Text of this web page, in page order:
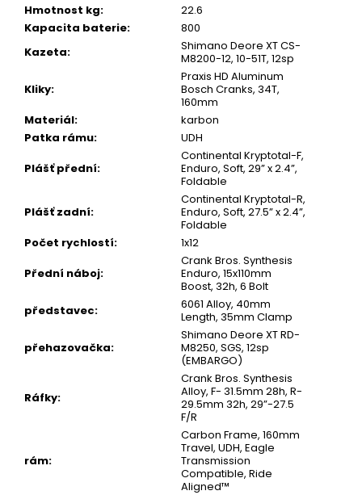
Hmotnost kg:
22.6
Kapacita baterie:
800
Kazeta:
Shimano Deore XT CS-
M8200-12, 10-51T, 12sp
Kliky:
Praxis HD Aluminum
Bosch Cranks, 34T,
160mm
Materiál:
karbon
Patka rámu:
UDH
Plášť přední:
Continental Kryptotal-F,
Enduro, Soft, 29” x 2.4”,
Foldable
Plášť zadní:
Continental Kryptotal-R,
Enduro, Soft, 27.5” x 2.4”,
Foldable
Počet rychlostí:
1x12
Přední náboj:
Crank Bros. Synthesis
Enduro, 15x110mm
Boost, 32h, 6 Bolt
představec:
6061 Alloy, 40mm
Length, 35mm Clamp
přehazovačka:
Shimano Deore XT RD-
M8250, SGS, 12sp
(EMBARGO)
Ráfky:
Crank Bros. Synthesis
Alloy, F- 31.5mm 28h, R-
29.5mm 32h, 29”-27.5
F/R
rám:
Carbon Frame, 160mm
Travel, UDH, Eagle
Transmission
Compatible, Ride
Aligned™